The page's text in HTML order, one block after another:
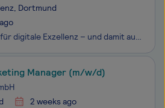
Dortmund
adesso steht für digitale Exzellenz – und damit auch für vielfältige Entwicklungsmöglichkeiten für alle adessi. Wir wachsen gemeinsam und lernen voneinander: in anspruchsvollen Projekten, interdisziplinären Teams und mit zielgerichteten Trainingsangeboten. Wir haben IT im Herzen und den Erfolg unser
Manager (m/w/d)
2 weeks ago